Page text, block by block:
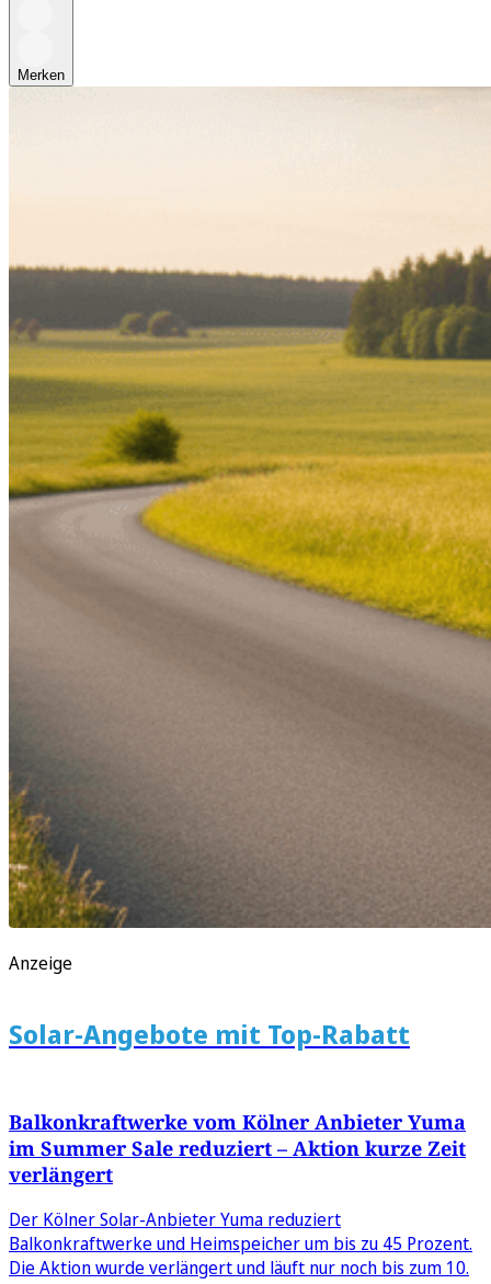
Merken
Anzeige
Solar-Angebote mit Top-Rabatt
Balkonkraftwerke vom Kölner Anbieter Yuma
im Summer Sale reduziert – Aktion kurze Zeit
verlängert
Der Kölner Solar-Anbieter Yuma reduziert
Balkonkraftwerke und Heimspeicher um bis zu 45 Prozent.
Die Aktion wurde verlängert und läuft nur noch bis zum 10.